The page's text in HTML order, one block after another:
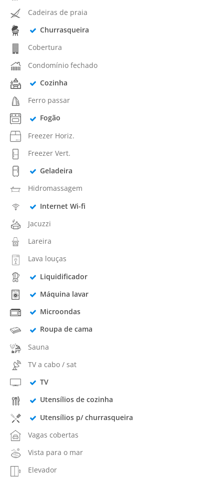
Cadeiras de praia
Churrasqueira
Cobertura
Condomínio fechado
Cozinha
Ferro passar
Fogão
Freezer Horiz.
Freezer Vert.
Geladeira
Hidromassagem
Internet Wi-fi
Jacuzzi
Lareira
Lava louças
Liquidificador
Máquina lavar
Microondas
Roupa de cama
Sauna
TV a cabo / sat
TV
Utensílios de cozinha
Utensílios p/ churrasqueira
Vagas cobertas
Vista para o mar
Elevador